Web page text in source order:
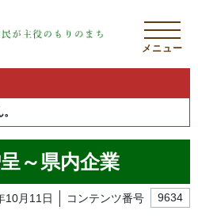
メニュー
～県内企業
10月11日 コンテンツ番号 9634